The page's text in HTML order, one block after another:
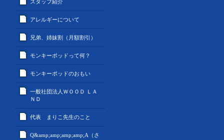
スタッフ紹介
アレルギーについて
兄弟、姉妹割（月額割引）
モンキーポッドって何？
モンキーポッドのおもい
一般社団法人ＷＯＯＤ ＬＡ
ＮＤ
代表 まりこ先生のこと
Q&amp;amp;amp;amp;A（さ